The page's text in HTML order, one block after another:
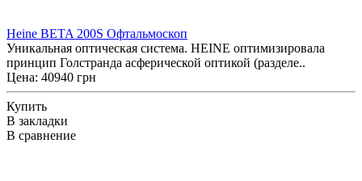
Heine BETA 200S Офтальмоскоп
Уникальная оптическая система. HEINE оптимизировала
принцип Голстранда асферической оптикой (разделе..
Цена: 40940 грн
Купить
В закладки
В сравнение